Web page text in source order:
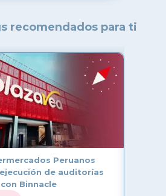
recomendados para ti
Peruanos
de auditorías
Binnacle